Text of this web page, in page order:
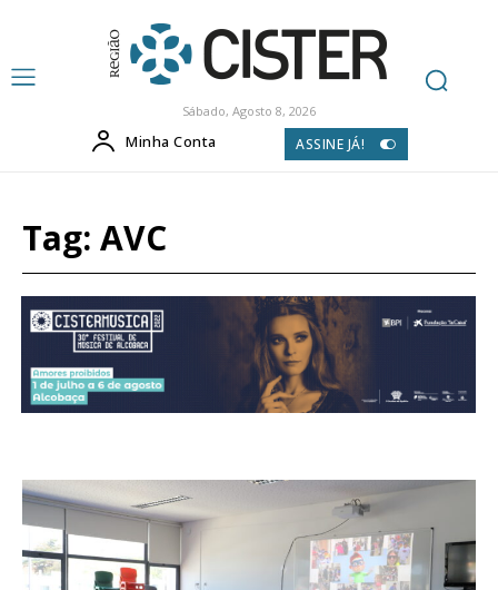
Sábado, Agosto 8, 2026
Minha Conta ASSINE JÁ!
Tag: AVC